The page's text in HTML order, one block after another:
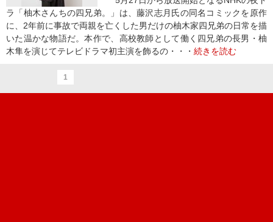
ラ「柚木さんちの四兄弟。」は、藤沢志月氏の同名コミックを原作
に、2年前に事故で両親を亡くした男だけの柚木家四兄弟の日常を描
いた温かな物語だ。本作で、高校教師として働く四兄弟の長男・柚
木隼を演じてテレビドラマ初主演を飾るの・・・ 続きを読む
1